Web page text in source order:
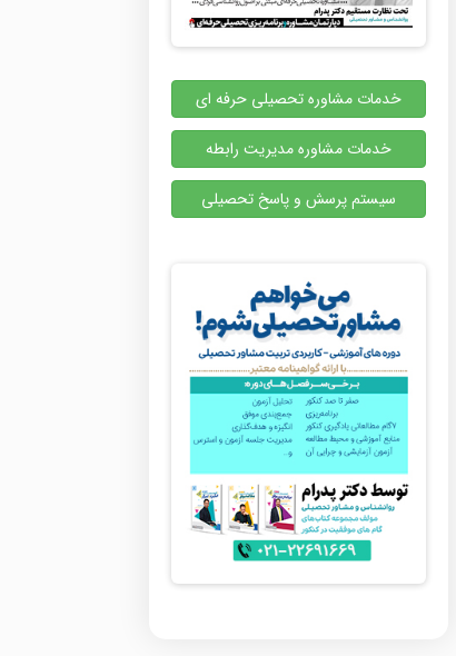
خدمات مشاوره تحصیلی حرفه ای
خدمات مشاوره مدیریت رابطه
سیستم پرسش و پاسخ تحصیلی